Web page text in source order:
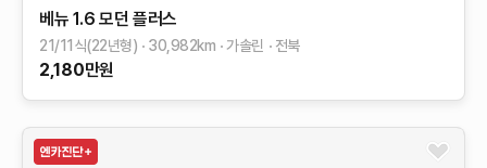
베뉴 1.6 모던 플러스
21/11식(22년형) 30,982km 가솔린 전북
2,180만원